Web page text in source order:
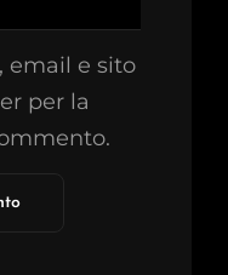
email e sito
per la